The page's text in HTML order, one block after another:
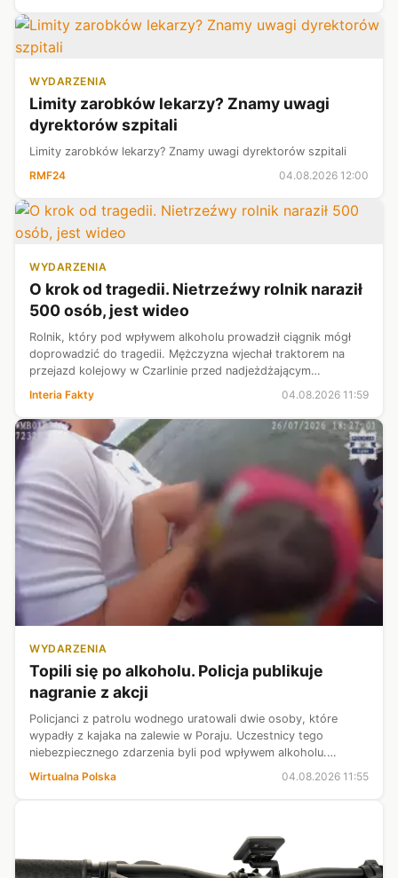
WYDARZENIA
Limity zarobków lekarzy? Znamy uwagi
dyrektorów szpitali
Limity zarobków lekarzy? Znamy uwagi dyrektorów szpitali
RMF24
04.08.2026 12:00
WYDARZENIA
O krok od tragedii. Nietrzeźwy rolnik naraził
500 osób, jest wideo
Rolnik, który pod wpływem alkoholu prowadził ciągnik mógł
doprowadzić do tragedii. Mężczyzna wjechał traktorem na
przejazd kolejowy w Czarlinie przed nadjeżdżającym
pociągiem, który po chwili uderzył w przyczepę z balotami
słomy. Nikomu nic się nie s...
Interia Fakty 04.08.2026 11:59
WYDARZENIA
Topili się po alkoholu. Policja publikuje
nagranie z akcji
Policjanci z patrolu wodnego uratowali dwie osoby, które
wypadły z kajaka na zalewie w Poraju. Uczestnicy tego
niebezpiecznego zdarzenia byli pod wpływem alkoholu.
Wirtualna Polska 04.08.2026 11:55